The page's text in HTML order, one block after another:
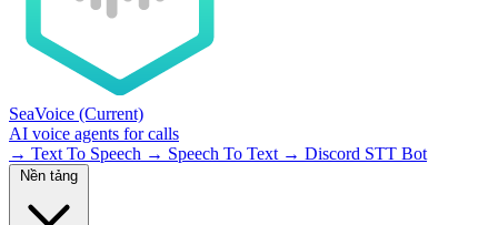
SeaVoice (Current)
AI voice agents for calls
→ Text To Speech → Speech To Text → Discord STT Bot